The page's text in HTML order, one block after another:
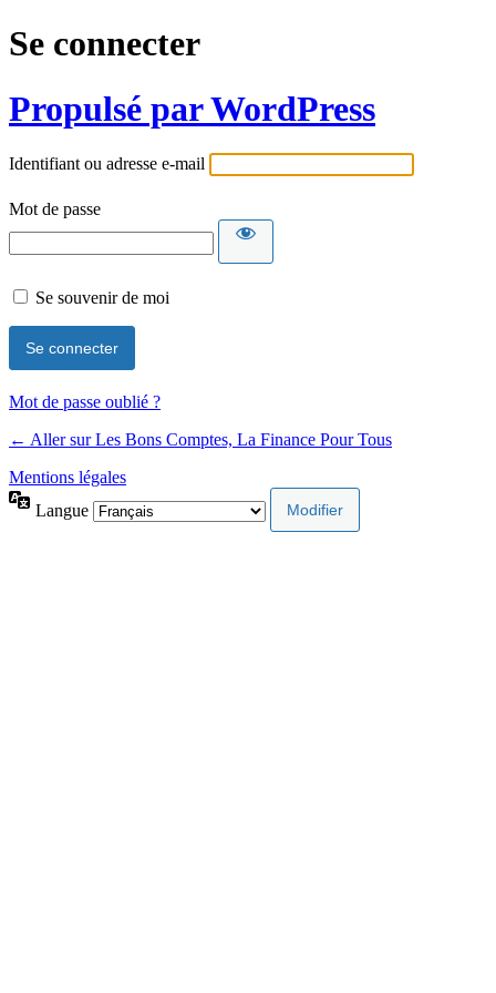
Se connecter
Propulsé par WordPress
Identifiant ou adresse e-mail
Mot de passe
Se souvenir de moi
Mot de passe oublié ?
← Aller sur Les Bons Comptes, La Finance Pour Tous
Mentions légales
Langue